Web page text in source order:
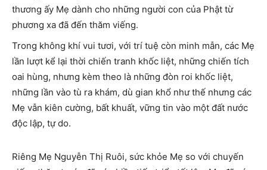
thương ấy Mẹ dành cho những người con của Phật từ
phương xa đã đến thăm viếng.
Trong không khí vui tươi, với trí tuệ còn minh mẫn, các Mẹ
lần lượt kể lại thời chiến tranh khốc liệt, những chiến tích
oai hùng, nhưng kèm theo là những đòn roi khốc liệt,
những lần vào tù ra khám, dù gian khổ như thế nhưng các
Mẹ vẫn kiên cường, bất khuất, vững tin vào một đất nước
độc lập, tự do.
Riêng Mẹ Nguyễn Thị Ruôi, sức khỏe Mẹ so với chuyến